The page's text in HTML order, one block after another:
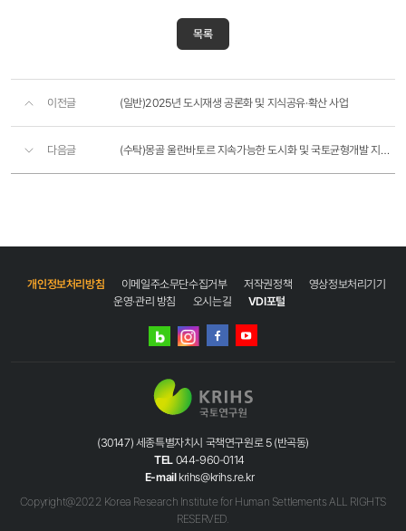
목록
이전글 (일반)2025년 도시재생 공론화 및 지식공유·확산 사업
다음글 (수탁)몽골 울란바토르 지속가능한 도시화 및 국토균형개발 지원사업 PMC 용역
개인정보처리방침 이메일주소무단수집거부 저작권정책
영상정보처리기기
운영·관리 방침
오시는길 VDI포털
네이버
인스타그램
(30147) 세종특별자치시 국책연구원로 5 (반곡동)
TEL 044-960-0114
E-mail krihs@krihs.re.kr
Copyright@2022 Korea Research Institute for Human Settlements ALL RIGHTS
RESERVED.